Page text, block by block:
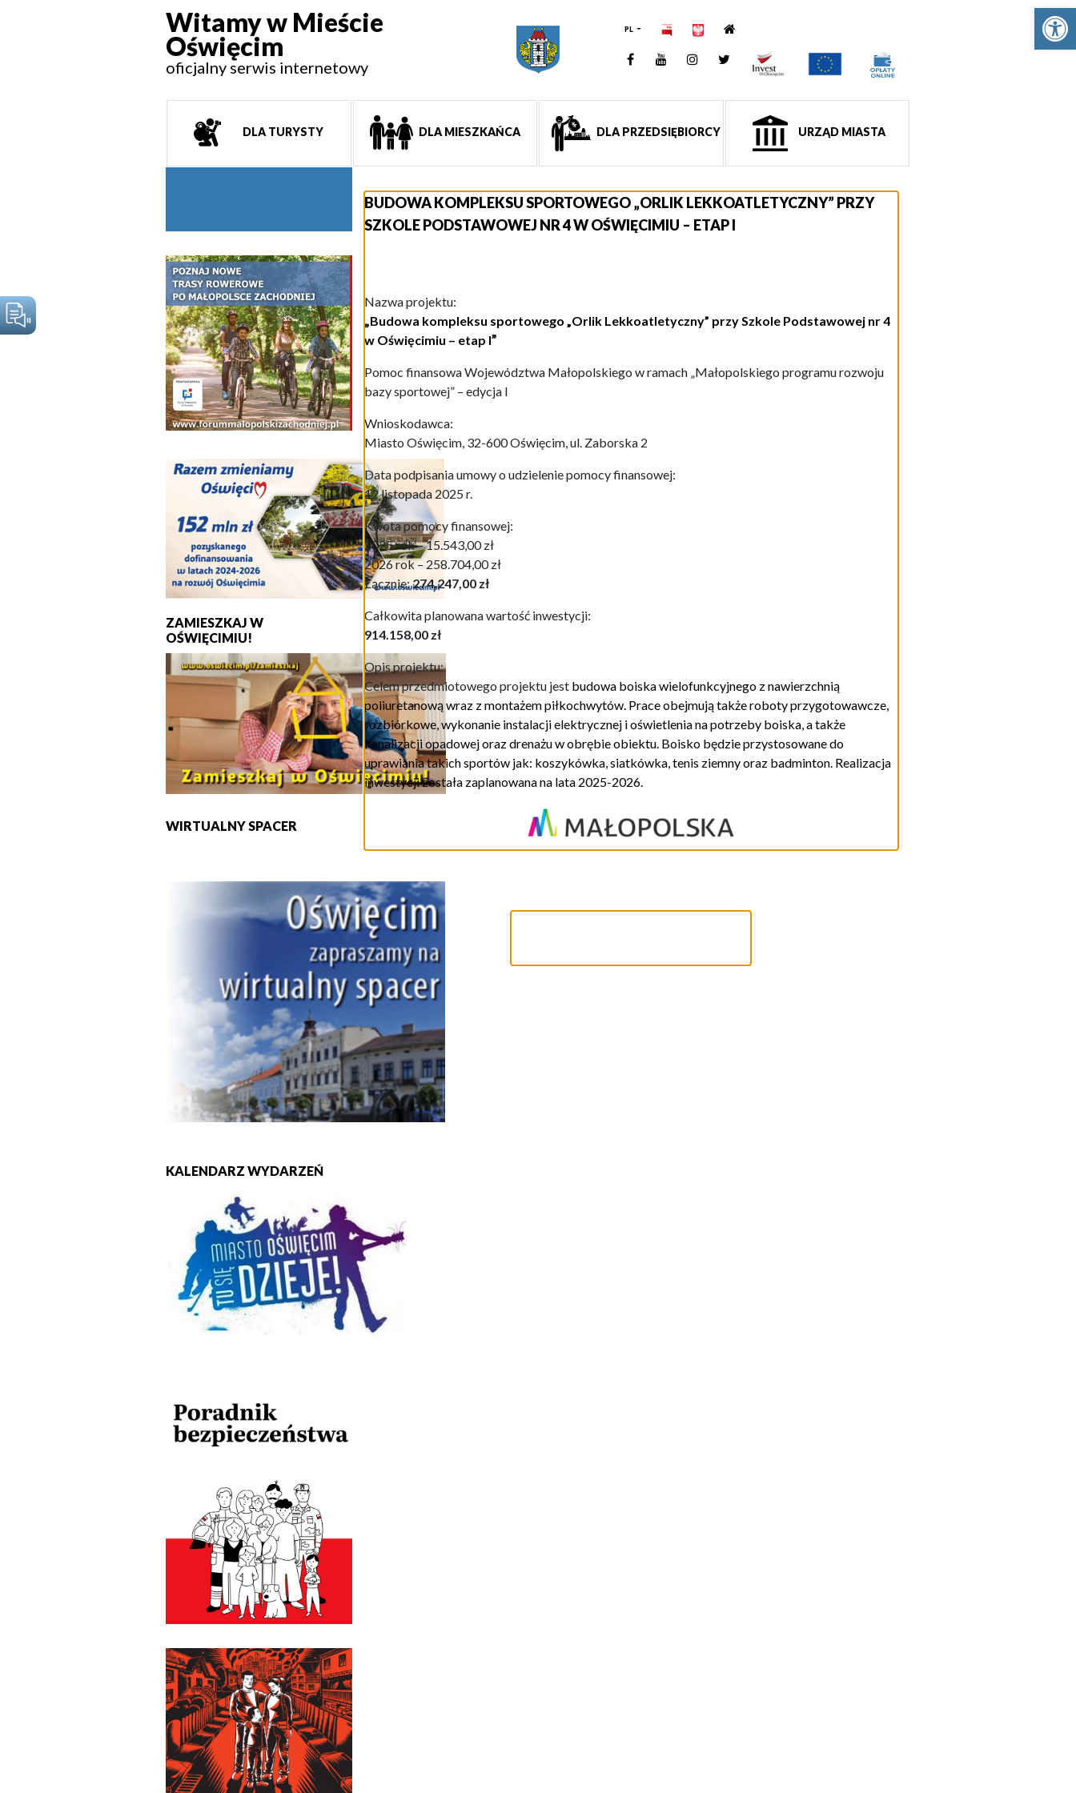
Witamy w Mieście
Oświęcim
oficjalny serwis internetowy
PL
FacebookYouTUbeInstagramTwitter
DLA TURYSTY DLA MIESZKAŃCA DLA PRZEDSIĘBIORCY URZĄD MIASTA
ZAMIESZKAJ W
OŚWIĘCIMIU!
WIRTUALNY SPACER
KALENDARZ WYDARZEŃ
BUDOWA KOMPLEKSU SPORTOWEGO „ORLIK LEKKOATLETYCZNY” PRZY
SZKOLE PODSTAWOWEJ NR 4 W OŚWIĘCIMIU – ETAP I
Nazwa projektu:
„Budowa kompleksu sportowego „Orlik Lekkoatletyczny” przy Szkole Podstawowej nr 4
w Oświęcimiu – etap I”
Pomoc finansowa Województwa Małopolskiego w ramach „Małopolskiego programu rozwoju
bazy sportowej” – edycja I
Wnioskodawca:
Miasto Oświęcim, 32-600 Oświęcim, ul. Zaborska 2
Data podpisania umowy o udzielenie pomocy finansowej:
12 listopada 2025 r.
Kwota pomocy finansowej:
2025 rok – 15.543,00zł
2026 rok – 258.704,00 zł
Łącznie:274.247,00 zł
Całkowita planowana wartość inwestycji:
914.158,00zł
Opis projektu:
Celem przedmiotowego projektu jestbudowaboiska wielofunkcyjnego z nawierzchnią
poliuretanową wraz z montażem piłkochwytów. Prace obejmują także roboty przygotowawcze,
rozbiórkowe, wykonanie instalacji elektrycznej i oświetlenia na potrzeby boiska,a także
kanalizacji opadowej oraz drenażu w obrębie obiektu. Boiskobędzie przystosowanedo
uprawiania takich sportów jak: koszykówka, siatkówka, tenis ziemnyoraz badminton. Realizacja
inwestycji została zaplanowana na lata 2025-2026.